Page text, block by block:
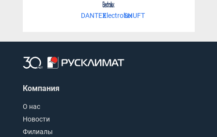
DANTEXElectroluxSHUFT
Компания
О нас
Новости
Филиалы